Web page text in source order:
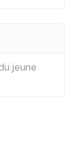
jeune